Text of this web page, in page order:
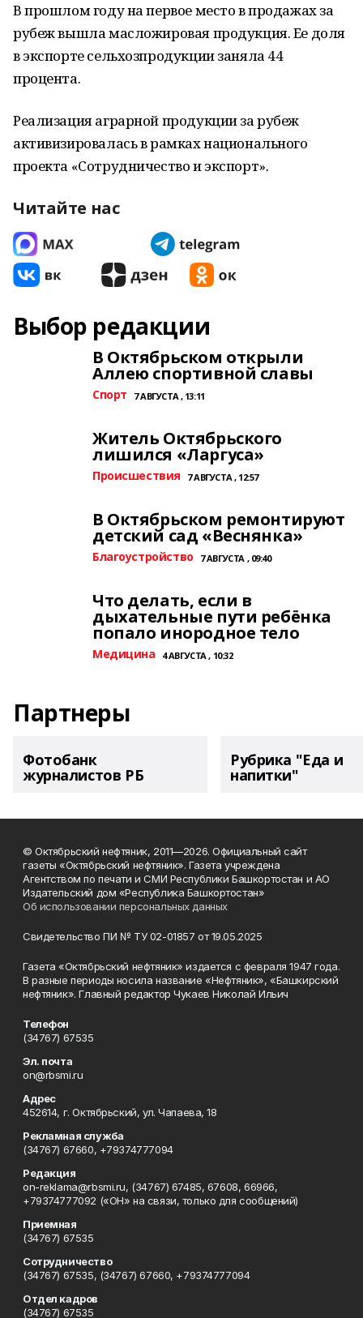
В прошлом году на первое место в продажах за
рубеж вышла масложировая продукция. Ее доля
в экспорте сельхозпродукции заняла 44
процента.
Реализация аграрной продукции за рубеж
активизировалась в рамках национального
проекта «Сотрудничество и экспорт».
Читайте нас
Выбор редакции
В Октябрьском открыли
Аллею спортивной славы
Спорт 7 АВГУСТА , 13:11
Житель Октябрьского
лишился «Ларгуса»
Происшествия 7 АВГУСТА , 12:57
В Октябрьском ремонтируют
детский сад «Веснянка»
Благоустройство 7 АВГУСТА , 09:40
Что делать, если в
дыхательные пути ребёнка
попало инородное тело
Медицина 4 АВГУСТА , 10:32
Партнеры
Фотобанк
журналистов РБ
Рубрика "Еда и
напитки"
© Октябрьский нефтяник, 2011—2026. Официальный сайт
газеты «Октябрьский нефтяник». Газета учреждена
Агентством по печати и СМИ Республики Башкортостан и АО
Издательский дом «Республика Башкортостан»
Об использовании персональных данных
Свидетельство ПИ № ТУ 02-01857 от 19.05.2025
Газета «Октябрьский нефтяник» издается с февраля 1947 года.
В разные периоды носила название «Нефтяник», «Башкирский
нефтяник». Главный редактор Чукаев Николай Ильич
Телефон
(34767) 67535
Эл. почта
on@rbsmi.ru
Адрес
452614, г. Октябрьский, ул. Чапаева, 18
Рекламная служба
(34767) 67660, +79374777094
Редакция
on-reklama@rbsmi.ru, (34767) 67485, 67608, 66966,
+79374777092 («ОН» на связи, только для сообщений)
Приемная
(34767) 67535
Сотрудничество
(34767) 67535, (34767) 67660, +79374777094
Отдел кадров
(34767) 67535